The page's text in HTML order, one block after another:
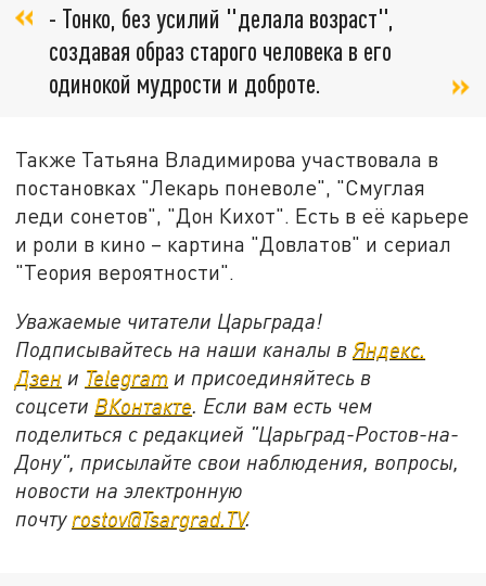
- Тонко, без усилий "делала возраст",
создавая образ старого человека в его
одинокой мудрости и доброте.
Также Татьяна Владимирова участвовала в
постановках "Лекарь поневоле", "Смуглая
леди сонетов", "Дон Кихот". Есть в её карьере
и роли в кино – картина "Довлатов" и сериал
"Теория вероятности".
Уважаемые читатели Царьграда!
Подписывайтесь на наши каналы вЯндекс.
Дзен и Telegram и присоединяйтесь в
соцсети ВКонтакте. Если вам есть чем
поделиться с редакцией "Царьград-Ростов-на-
Дону", присылайте свои наблюдения, вопросы,
новости на электронную
почту rostov@Tsargrad.ТV.